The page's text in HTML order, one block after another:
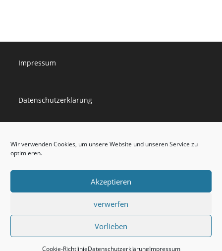
Wir verwenden Cookies, um unsere Website und unseren Service zu
optimieren.
Akzeptieren
verwerfen
Vorlieben
Cookie-RichtlinieDatenschutzerklärungImpressum
Impressum
Datenschutzerklärung
Datenschutzerklärung